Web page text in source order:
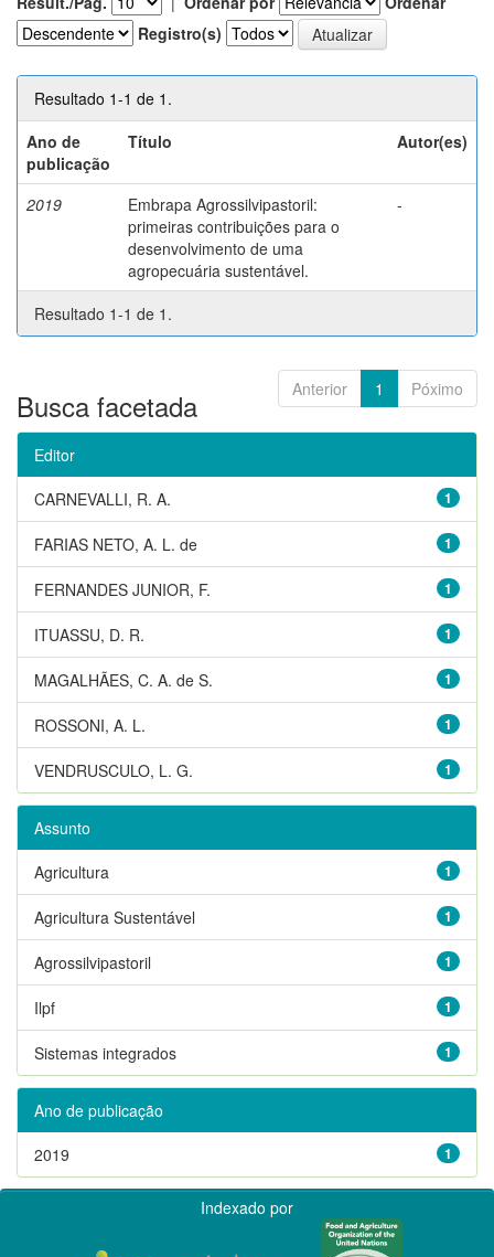
Registro(s)
Resultado 1-1 de 1.
Ano de
publicação
Título Autor(es)
2019
Embrapa Agrossilvipastoril:
primeiras contribuições para o
desenvolvimento de uma
agropecuária sustentável.
-
Resultado 1-1 de 1.
Anterior 1 Póximo
Busca facetada
Editor
1
CARNEVALLI, R. A.
1
FARIAS NETO, A. L. de
1
FERNANDES JUNIOR, F.
1
ITUASSU, D. R.
1
MAGALHÃES, C. A. de S.
1
ROSSONI, A. L.
1
VENDRUSCULO, L. G.
Assunto
1
Agricultura
1
Agricultura Sustentável
1
Agrossilvipastoril
1
Ilpf
1
Sistemas integrados
Ano de publicação
1
2019
Indexado por